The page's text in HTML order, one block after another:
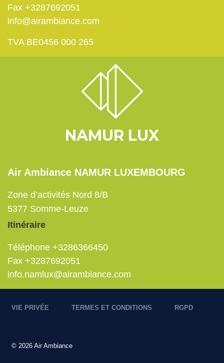
Fax +3287692051
info@airambiance.com
TVA BE0456 000 265
NAMUR LUX
Air Ambiance NAMUR LUXEMBOURG
Zone d’activités Nord 8/B
5377 Somme-Leuze
Itinéraire
Téléphone +3286366450
Fax +3287692051
info.namlux@airambiance.com
VIE PRIVÉE TERMES ET CONDITIONS RGPD
© 2026 Air Ambiance